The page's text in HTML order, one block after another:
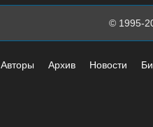
© 1995-
Авторы Архив Новости